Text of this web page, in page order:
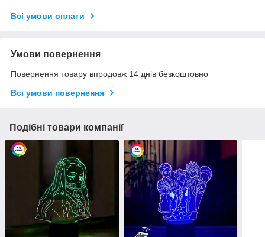
Всі умови оплати
Умови повернення
Повернення товару впродовж 14 днів безкоштовно
Всі умови повернення
Подібні товари компанії